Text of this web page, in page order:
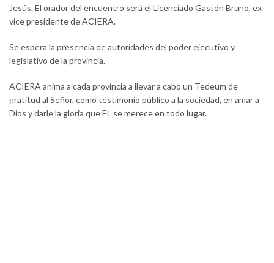
Jesús. El orador del encuentro será el Licenciado Gastón Bruno, ex
vice presidente de ACIERA.
Se espera la presencia de autoridades del poder ejecutivo y
legislativo de la provincia.
ACIERA anima a cada provincia a llevar a cabo un Tedeum de
gratitud al Señor, como testimonio público a la sociedad, en amar a
Dios y darle la gloria que EL se merece en todo lugar.